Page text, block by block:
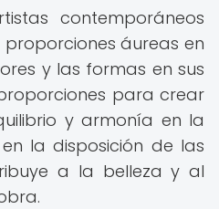
contemporáneos
áureas en
y las formas en sus
para crear
y armonía en la
la disposición de las
a la belleza y al